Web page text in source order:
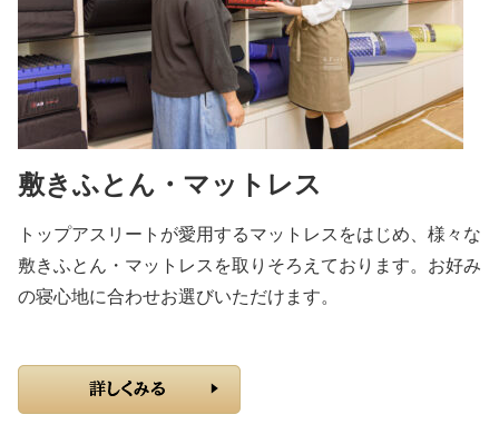
敷きふとん・マットレス
トップアスリートが愛用するマットレスをはじめ、様々な
敷きふとん・マットレスを取りそろえております。お好み
の寝心地に合わせお選びいただけます。